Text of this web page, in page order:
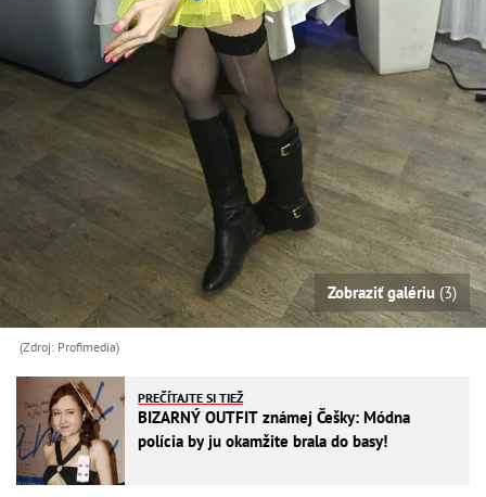
Zobraziť galériu (3)
(Zdroj: Profimedia)
PREČÍTAJTE SI TIEŽ
BIZARNÝ OUTFIT známej Češky: Módna
polícia by ju okamžite brala do basy!